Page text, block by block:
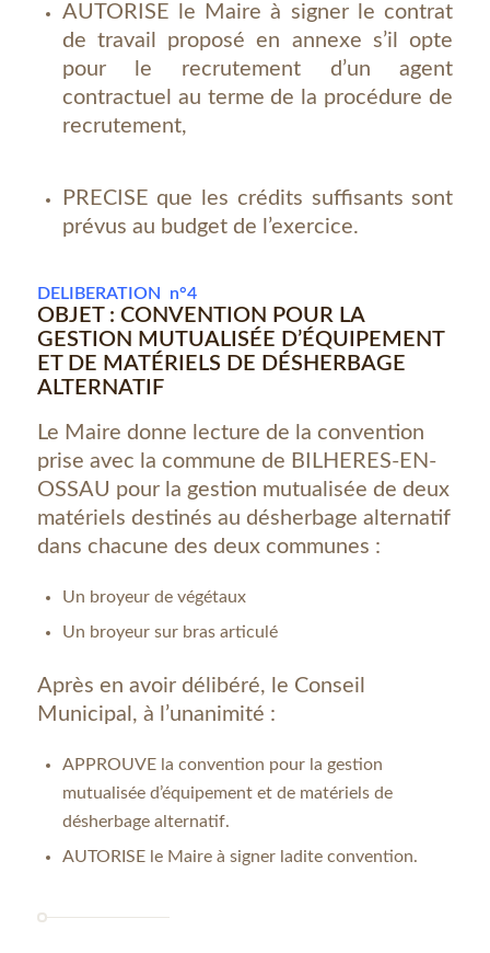
AUTORISE le Maire à signer le contrat
de travail proposé en annexe s’il opte
pour le recrutement d’un agent
contractuel au terme de la procédure de
recrutement,
PRECISE que les crédits suffisants sont
prévus au budget de l’exercice.
DELIBERATION n°4
OBJET : CONVENTION POUR LA
GESTION MUTUALISÉE D’ÉQUIPEMENT
ET DE MATÉRIELS DE DÉSHERBAGE
ALTERNATIF
Le Maire donne lecture de la convention
prise avec la commune de BILHERES-EN-
OSSAU pour la gestion mutualisée de deux
matériels destinés au désherbage alternatif
dans chacune des deux communes :
Un broyeur de végétaux
Un broyeur sur bras articulé
Après en avoir délibéré, le Conseil
Municipal, à l’unanimité :
APPROUVE la convention pour la gestion
mutualisée d’équipement et de matériels de
désherbage alternatif.
AUTORISE le Maire à signer ladite convention.